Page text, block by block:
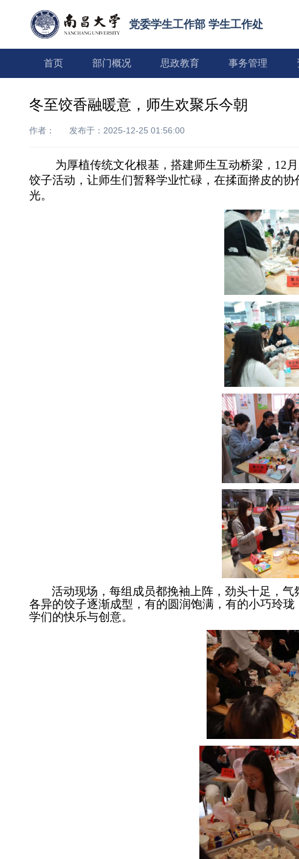
党委学生工作部 学生工作处
首页 部门概况 思政教育 事务管理
冬至饺香融暖意，师生欢聚乐今朝
作者： 发布于：2025-12-25 01:56:00
为厚植传统文化根基，搭建师生互动桥梁，12
饺子活动，让师生们暂释学业忙碌，在揉面擀皮的
光。
活动现场，每组成员都挽袖上阵，劲头十足，
各异的饺子逐渐成型，有的圆润饱满，有的小巧玲
学们的快乐与创意。